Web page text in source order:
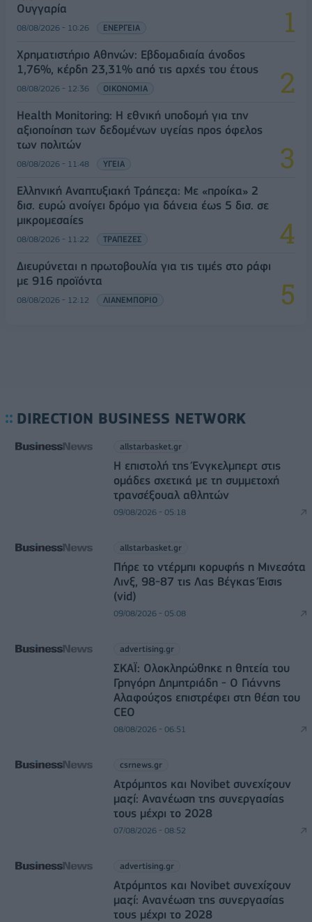
Ουγγαρία
08/08/2026 - 10:26 ΕΝΕΡΓΕΙΑ
Χρηματιστήριο Αθηνών: Εβδομαδιαία άνοδος
1,76%, κέρδη 23,31% από τις αρχές του έτους
08/08/2026 - 12:36 ΟΙΚΟΝΟΜΙΑ
Health Monitoring: Η εθνική υποδομή για την
αξιοποίηση των δεδομένων υγείας προς όφελος
των πολιτών
08/08/2026 - 11:48 ΥΓΕΙΑ
Ελληνική Αναπτυξιακή Τράπεζα: Με «προίκα» 2
δισ. ευρώ ανοίγει δρόμο για δάνεια έως 5 δισ. σε
μικρομεσαίες
08/08/2026 - 11:22 ΤΡΑΠΕΖΕΣ
Διευρύνεται η πρωτοβουλία για τις τιμές στο ράφι
με 916 προϊόντα
08/08/2026 - 12:12 ΛΙΑΝΕΜΠΟΡΙΟ
DIRECTION BUSINESS NETWORK
allstarbasket.gr
Η επιστολή της Ένγκελμπερτ στις
ομάδες σχετικά με τη συμμετοχή
τρανσέξουαλ αθλητών
09/08/2026 - 05:18
allstarbasket.gr
Πήρε το ντέρμπι κορυφής η Μινεσότα
Λινξ, 98-87 τις Λας Βέγκας Έισις
(vid)
09/08/2026 - 05:08
advertising.gr
ΣΚΑΪ: Ολοκληρώθηκε η θητεία του
Γρηγόρη Δημητριάδη - Ο Γιάννης
Αλαφούζος επιστρέφει στη θέση του
CEO
08/08/2026 - 06:51
csrnews.gr
Ατρόμητος και Novibet συνεχίζουν
μαζί: Ανανέωση της συνεργασίας
τους μέχρι το 2028
07/08/2026 - 08:52
advertising.gr
Ατρόμητος και Novibet συνεχίζουν
μαζί: Ανανέωση της συνεργασίας
τους μέχρι το 2028